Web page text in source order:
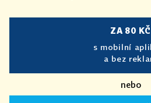
ZA 80 KČ
s mobilní
a bez
nebo